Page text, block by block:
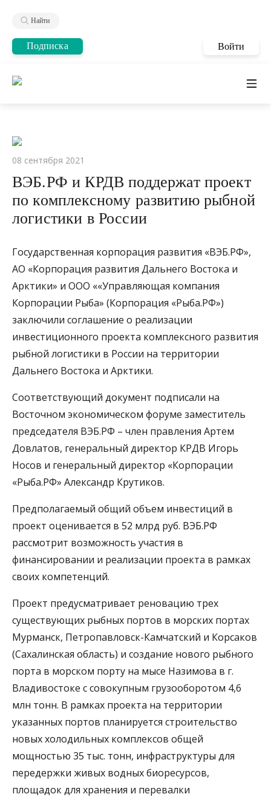
Найти
Подписка Войти
08 сентября 2021
ВЭБ.РФ и КРДВ поддержат проект
по комплексному развитию рыбной
логистики в России
Государственная корпорация развития «ВЭБ.РФ»,
АО «Корпорация развития Дальнего Востока и
Арктики» и ООО ««Управляющая компания
Корпорации Рыба» (Корпорация «Рыба.РФ»)
заключили соглашение о реализации
инвестиционного проекта комплексного развития
рыбной логистики в России на территории
Дальнего Востока и Арктики.
Соответствующий документ подписали на
Восточном экономическом форуме заместитель
председателя ВЭБ.РФ – член правления Артем
Довлатов, генеральный директор КРДВ Игорь
Носов и генеральный директор «Корпорации
«Рыба.РФ» Александр Крутиков.
Предполагаемый общий объем инвестиций в
проект оценивается в 52 млрд руб. ВЭБ.РФ
рассмотрит возможность участия в
финансировании и реализации проекта в рамках
своих компетенций.
Проект предусматривает реновацию трех
существующих рыбных портов в морских портах
Мурманск, Петропавловск-Камчатский и Корсаков
(Сахалинская область) и создание нового рыбного
порта в морском порту на мысе Назимова в г.
Владивостоке с совокупным грузооборотом 4,6
млн тонн. В рамках проекта на территории
указанных портов планируется строительство
новых холодильных комплексов общей
мощностью 35 тыс. тонн, инфраструктуры для
передержки живых водных биоресурсов,
площадок для хранения и перевалки